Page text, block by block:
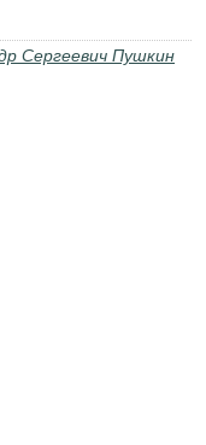
Сергеевич Пушкин